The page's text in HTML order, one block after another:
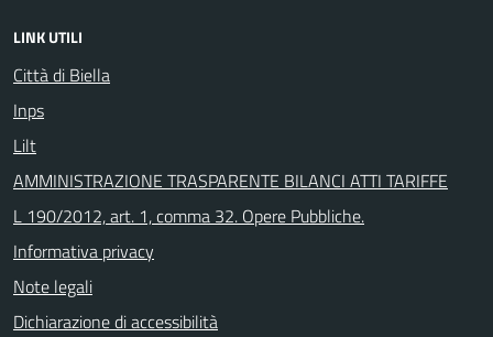
LINK UTILI
Città di Biella
Inps
Lilt
AMMINISTRAZIONE TRASPARENTE BILANCI ATTI TARIFFE
L 190/2012, art. 1, comma 32. Opere Pubbliche.
Informativa privacy
Note legali
Dichiarazione di accessibilità